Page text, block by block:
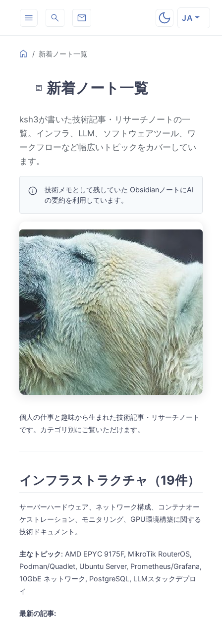
JA
Home新着ノート一覧
ON THIS PAGE
Table
新着ノート一覧
ksh3が書いた技術記事・リサーチノートの一
覧。インフラ、LLM、ソフトウェアツール、ワ
ークフローなど幅広いトピックをカバーしてい
ます。
技術メモとして残していた ObsidianノートにAI
の要約を利用しています。
個人の仕事と趣味から生まれた技術記事・リサーチノート
です。カテゴリ別にご覧いただけます。
インフラストラクチャ（19件）
サーバーハードウェア、ネットワーク構成、コンテナオー
ケストレーション、モニタリング、GPU環境構築に関する
技術ドキュメント。
主なトピック: AMD EPYC 9175F, MikroTik RouterOS,
Podman/Quadlet, Ubuntu Server, Prometheus/Grafana,
10GbE ネットワーク, PostgreSQL, LLMスタックデプロ
イ
最新の記事: